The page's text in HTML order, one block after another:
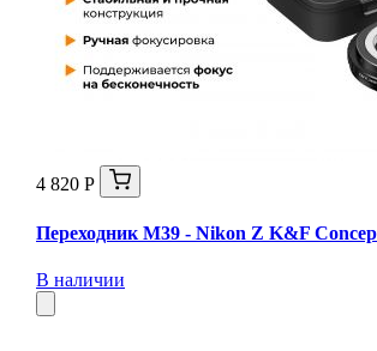
4 820 Р
Переходник M39 - Nikon Z K&F
В наличии